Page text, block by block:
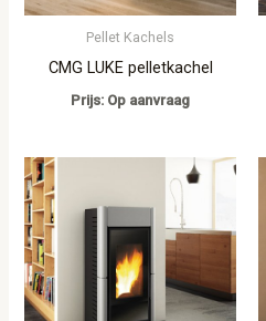
Pellet Kachels
CMG LUKE pelletkachel
Prijs: Op aanvraag